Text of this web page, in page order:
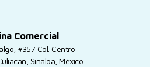
Comercial
#357 Col. Centro
Sinaloa, México.